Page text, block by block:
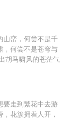
山峦，何尝不是千
，何尝不是苍穹与
胡马啸风的苍茫气
要走到繁花中去游
花簇拥着人开，